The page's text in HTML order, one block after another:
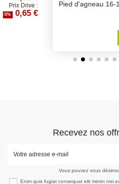
Pied d'agneau 16-18 cm
Ajouter
Recevez nos
Vous pouvez vous
Enim quis fugiat consequat elit minim nisi